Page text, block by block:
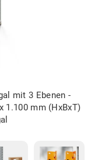
mit 3 Ebenen -
1.100 mm (HxBxT)